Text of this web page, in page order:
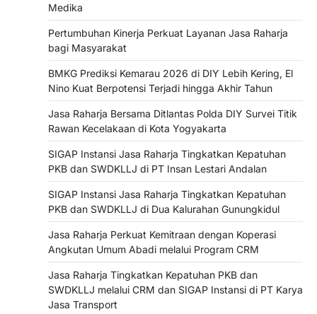
Medika
Pertumbuhan Kinerja Perkuat Layanan Jasa Raharja
bagi Masyarakat
BMKG Prediksi Kemarau 2026 di DIY Lebih Kering, El
Nino Kuat Berpotensi Terjadi hingga Akhir Tahun
Jasa Raharja Bersama Ditlantas Polda DIY Survei Titik
Rawan Kecelakaan di Kota Yogyakarta
SIGAP Instansi Jasa Raharja Tingkatkan Kepatuhan
PKB dan SWDKLLJ di PT Insan Lestari Andalan
SIGAP Instansi Jasa Raharja Tingkatkan Kepatuhan
PKB dan SWDKLLJ di Dua Kalurahan Gunungkidul
Jasa Raharja Perkuat Kemitraan dengan Koperasi
Angkutan Umum Abadi melalui Program CRM
Jasa Raharja Tingkatkan Kepatuhan PKB dan
SWDKLLJ melalui CRM dan SIGAP Instansi di PT Karya
Jasa Transport